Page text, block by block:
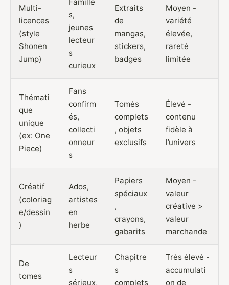
Multi-
licences
(style
Shonen
Jump)
s,
jeunes
lecteur
s
curieux
Extraits
de
mangas,
stickers,
badges
Moyen -
variété
élevée,
rareté
limitée
Thémati
que
unique
(ex: One
Piece)
Fans
confirm
és,
collecti
onneur
s
Tomés
complets
, objets
exclusifs
Élevé -
contenu
fidèle à
l’univers
Créatif
(coloriag
e/dessin
)
Ados,
artistes
en
herbe
Papiers
spéciaux
,
crayons,
gabarits
Moyen -
valeur
créative >
valeur
marchande
De
tomes
Lecteur
s
sérieux,
Chapitre
s
complets
Très élevé -
accumulati
on de